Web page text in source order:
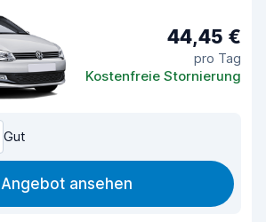
44,45 €
pro Tag
Kostenfreie Stornierung
Gut
Angebot ansehen